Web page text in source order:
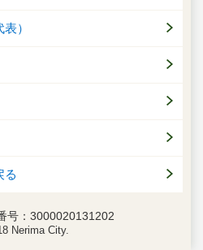
）
る
：3000020131202
Nerima City.